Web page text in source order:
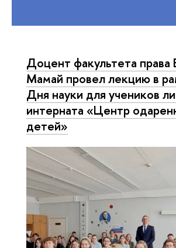
Доцент факультета права
Мамай провел лекцию в
Дня науки для учеников
интерната «Центр
детей»